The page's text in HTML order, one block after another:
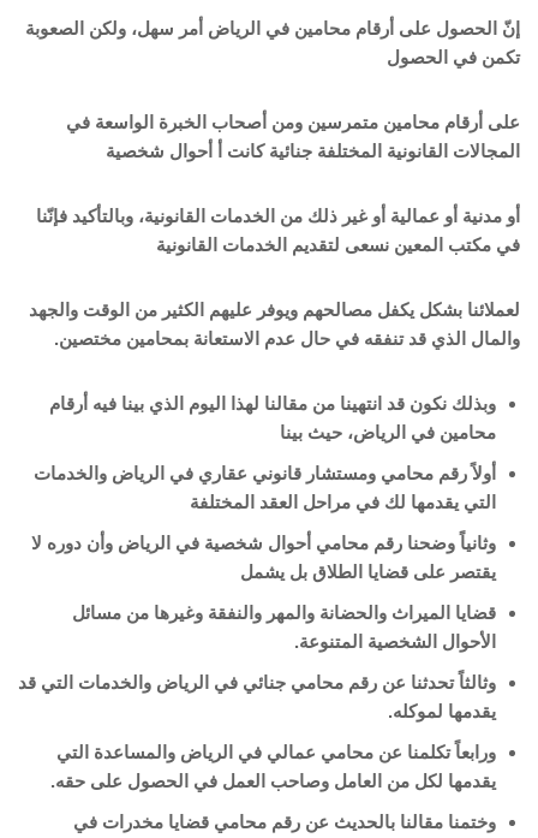
إنّ الحصول على أرقام محامين في الرياض أمر سهل، ولكن الصعوبة
تكمن في الحصول
على أرقام محامين متمرسين ومن أصحاب الخبرة الواسعة في
المجالات القانونية المختلفة جنائية كانت أ أحوال شخصية
أو مدنية أو عمالية أو غير ذلك من الخدمات القانونية، وبالتأكيد فإنّنا
في مكتب المعين نسعى لتقديم الخدمات القانونية
لعملائنا بشكل يكفل مصالحهم ويوفر عليهم الكثير من الوقت والجهد
والمال الذي قد تنفقه في حال عدم الاستعانة بمحامين مختصين.
وبذلك نكون قد انتهينا من مقالنا لهذا اليوم الذي بينا فيه أرقام
محامين في الرياض، حيث بينا
أولاً رقم محامي ومستشار قانوني عقاري في الرياض والخدمات
التي يقدمها لك في مراحل العقد المختلفة
وثانياً وضحنا رقم محامي أحوال شخصية في الرياض وأن دوره لا
يقتصر على قضايا الطلاق بل يشمل
قضايا الميراث والحضانة والمهر والنفقة وغيرها من مسائل
الأحوال الشخصية المتنوعة.
وثالثاً تحدثنا عن رقم محامي جنائي في الرياض والخدمات التي قد
يقدمها لموكله.
ورابعاً تكلمنا عن محامي عمالي في الرياض والمساعدة التي
يقدمها لكل من العامل وصاحب العمل في الحصول على حقه.
وختمنا مقالنا بالحديث عن رقم محامي قضايا مخدرات في